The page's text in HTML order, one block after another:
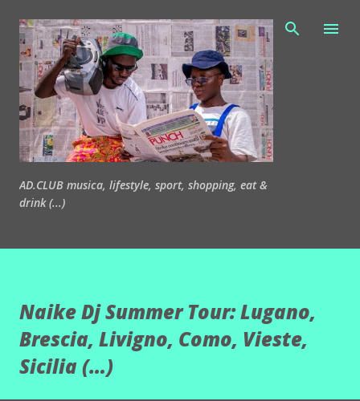
Passa ai contenuti principali
AD.CLUB musica, lifestyle, sport, shopping, eat &
drink (...)
Naike Dj Summer Tour: Lugano,
Brescia, Livigno, Como, Vieste,
Sicilia (…)